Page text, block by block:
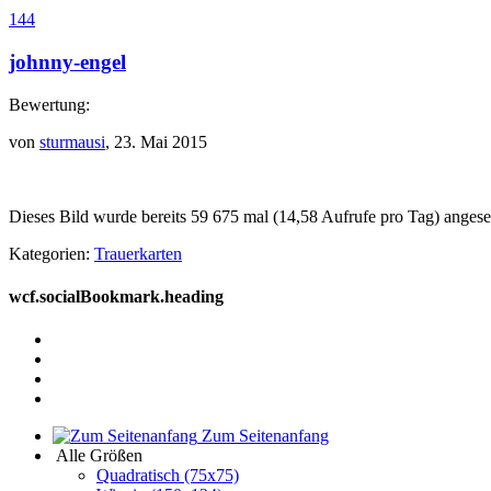
144
johnny-engel
Bewertung:
von sturmausi, 23. Mai 2015
Dieses Bild wurde bereits 59 675 mal (14,58 Aufrufe pro Tag)
Kategorien: Trauerkarten
wcf.socialBookmark.heading
Zum Seitenanfang
Alle Größen
Quadratisch (75x75)